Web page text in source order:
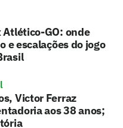
GO: onde
e escalações do jogo
Victor Ferraz
aos 38 anos;